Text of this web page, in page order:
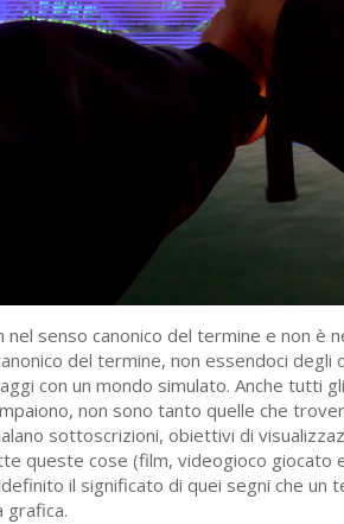
nel senso canonico del termine e non è
del termine, non essendoci degli
con un mondo simulato. Anche tutti
non sono tanto quelle che
sottoscrizioni, obiettivi di
queste cose (film, videogioco giocato
il significato di quei segni che un
grafica.